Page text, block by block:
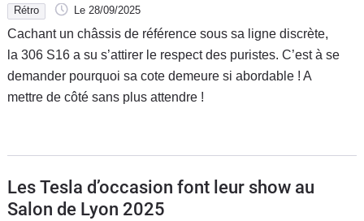
Rétro Le 28/09/2025
Cachant un châssis de référence sous sa ligne discrète,
la 306 S16 a su s’attirer le respect des puristes. C’est à se
demander pourquoi sa cote demeure si abordable ! A
mettre de côté sans plus attendre !
Les Tesla d’occasion font leur show au
Salon de Lyon 2025